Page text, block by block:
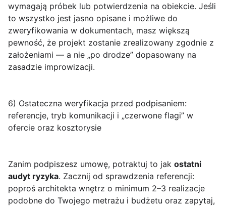
wymagają próbek lub potwierdzenia na obiekcie. Jeśli
to wszystko jest jasno opisane i możliwe do
zweryfikowania w dokumentach, masz większą
pewność, że projekt zostanie zrealizowany zgodnie z
założeniami — a nie „po drodze” dopasowany na
zasadzie improwizacji.
6) Ostateczna weryfikacja przed podpisaniem:
referencje, tryb komunikacji i „czerwone flagi” w
ofercie oraz kosztorysie
Zanim podpiszesz umowę, potraktuj to jak ostatni
audyt ryzyka. Zacznij od sprawdzenia referencji:
poproś architekta wnętrz o minimum 2–3 realizacje
podobne do Twojego metrażu i budżetu oraz zapytaj,